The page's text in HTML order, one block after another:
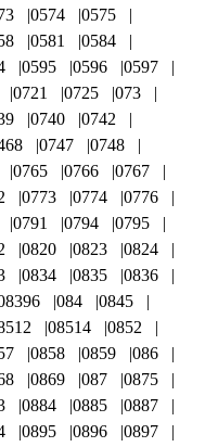
0574
0575
0581
0584
0595 0596
0597
0721 0725
073
0740
0742
0747
0748
0765 0766
0767
0773 0774
0776
0791 0794
0795
0820 0823
0824
0834 0835
0836
084
0845
08514
0852
0858 0859
086
0869 087
0875
0884 0885
0887
0895 0896
0897